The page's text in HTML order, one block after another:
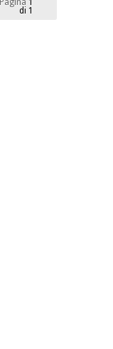
Pagina 1
di 1